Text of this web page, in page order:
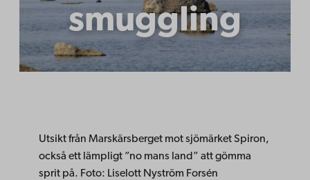
smuggling
Utsikt från Marskärsberget mot sjömärket Spiron,
också ett lämpligt ”no mans land” att gömma
sprit på. Foto: Liselott Nyström Forsén